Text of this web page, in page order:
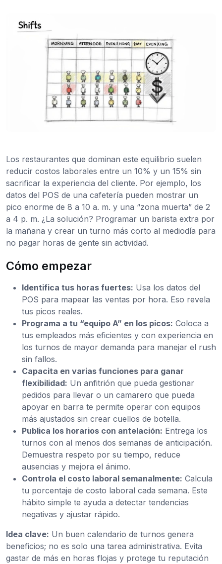
Los restaurantes que dominan este equilibrio suelen
reducir costos laborales entre un 10% y un 15% sin
sacrificar la experiencia del cliente. Por ejemplo, los
datos del POS de una cafetería pueden mostrar un
pico enorme de 8 a 10 a. m. y una “zona muerta” de 2
a 4 p. m. ¿La solución? Programar un barista extra por
la mañana y crear un turno más corto al mediodía para
no pagar horas de gente sin actividad.
Cómo empezar
Identifica tus horas fuertes: Usa los datos del
POS para mapear las ventas por hora. Eso revela
tus picos reales.
Programa a tu “equipo A” en los picos: Coloca a
tus empleados más eficientes y con experiencia en
los turnos de mayor demanda para manejar el rush
sin fallos.
Capacita en varias funciones para ganar
flexibilidad: Un anfitrión que pueda gestionar
pedidos para llevar o un camarero que pueda
apoyar en barra te permite operar con equipos
más ajustados sin crear cuellos de botella.
Publica los horarios con antelación: Entrega los
turnos con al menos dos semanas de anticipación.
Demuestra respeto por su tiempo, reduce
ausencias y mejora el ánimo.
Controla el costo laboral semanalmente: Calcula
tu porcentaje de costo laboral cada semana. Este
hábito simple te ayuda a detectar tendencias
negativas y ajustar rápido.
Idea clave: Un buen calendario de turnos genera
beneficios; no es solo una tarea administrativa. Evita
gastar de más en horas flojas y protege tu reputación